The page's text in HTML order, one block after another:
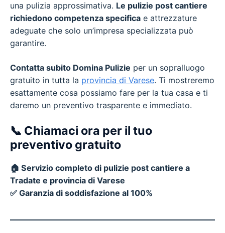
una pulizia approssimativa. Le pulizie post cantiere
richiedono competenza specifica e attrezzature
adeguate che solo un’impresa specializzata può
garantire.
Contatta subito Domina Pulizie per un sopralluogo
gratuito in tutta la provincia di Varese. Ti mostreremo
esattamente cosa possiamo fare per la tua casa e ti
daremo un preventivo trasparente e immediato.
📞 Chiamaci ora per il tuo
preventivo gratuito
🏠 Servizio completo di pulizie post cantiere a
Tradate e provincia di Varese
✅ Garanzia di soddisfazione al 100%